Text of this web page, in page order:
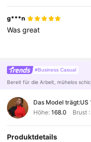
g***n
Wasgreat
#Business Casual
Bereit für die Arbeit, mühelos
Das Model trägt:US
Höhe: 168.0 Brust
Produktdetails